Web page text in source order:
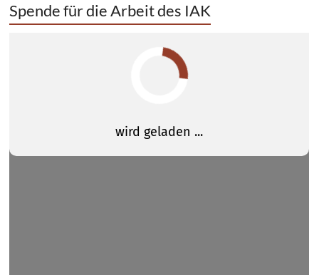
Spende für die Arbeit des IAK